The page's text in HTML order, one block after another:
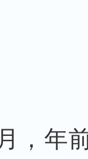
，年